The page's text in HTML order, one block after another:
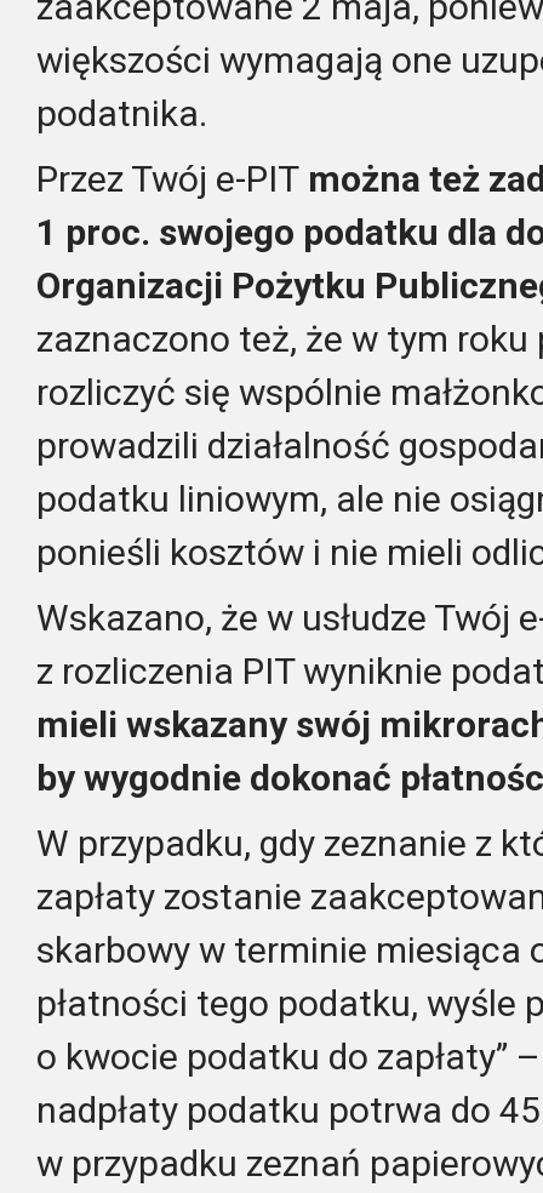
większości wymagają one
podatnika.
Przez Twój e-PIT można też
1 proc. swojego podatku dla
Organizacji Pożytku
zaznaczono też, że w tym roku
rozliczyć się wspólnie
prowadzili działalność
podatku liniowym, ale nie
ponieśli kosztów i nie mieli
Wskazano, że w usłudze Twój
z rozliczenia PIT wyniknie
mieli wskazany swój
by wygodnie dokonać
W przypadku, gdy zeznanie z
zapłaty zostanie
skarbowy w terminie miesiąca
płatności tego podatku, wyśle
o kwocie podatku do zapłaty”
nadpłaty podatku potrwa do
w przypadku zeznań